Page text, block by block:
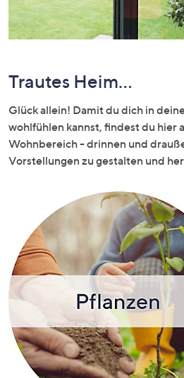
wischen
Sie
Geräten
anzuzeigen.
Trautes Heim...
Glück allein! Damit du dich in
wohlfühlen kannst, findest du hier
Wohnbereich - drinnen und
Vorstellungen zu gestalten und